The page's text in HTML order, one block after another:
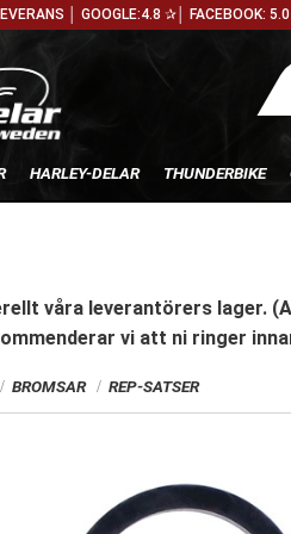
│ GOOGLE:4.8 ✰│ FACEBOOK:
HARLEY-DELAR THUNDERBIKE
våra leverantörers lager.
vi att ni ringer
BROMSAR REP-SATSER